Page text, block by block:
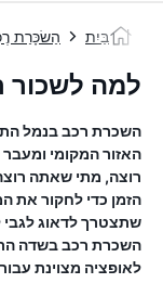
בַּיִת הַשׂכָּרַת
למה לשכור
השכרת רכב בנמל
האזור המקומי
רוצה, מתי שאתה
הזמן כדי לחקור את
שתצטרך לדאוג לגבי
השכרת רכב בשדה
לאופציה מצוינת